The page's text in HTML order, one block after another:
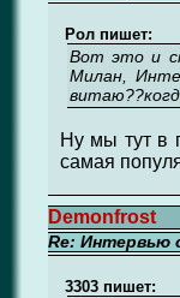
Рол пишет:
Вот это и
Милан,
Ну мы тут в
самая
Demonfrost
Re: Интервью
3303 пишет: